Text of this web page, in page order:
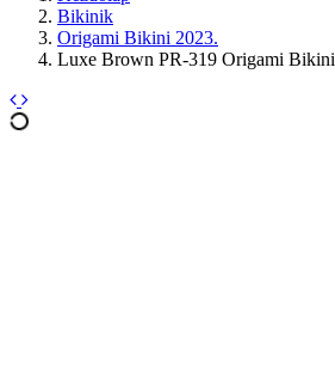
Bikinik
Origami Bikini 2023.
Luxe Brown PR-319 Origami Bikini